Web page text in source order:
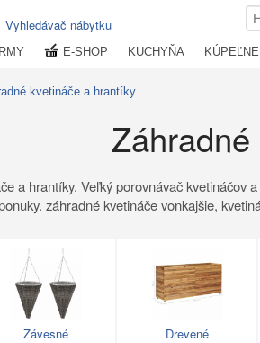
Vyhledávač nábytku
E-SHOP KUCHYŇA KÚPEĽNE
kvetináče a hrantíky
a hrantíky. Veľký porovnávač kvetináčov
záhradné kvetináče vonkajšie,
Závesné Drevené